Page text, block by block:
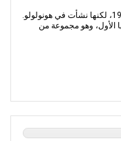
ولدت أليجرا غودمان في بروكلين، نيويورك عام 1967، لكنها نشأت في هونولولو.
الأول، وهو مجموعة من